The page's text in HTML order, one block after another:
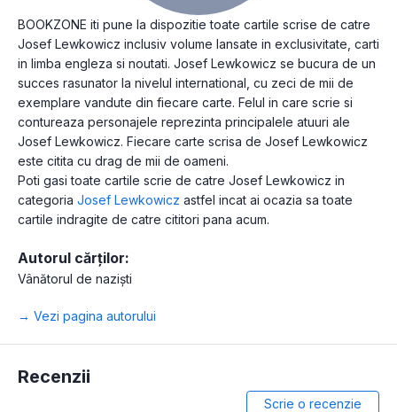
BOOKZONE iti pune la dispozitie toate cartile scrise de catre
Josef Lewkowicz inclusiv volume lansate in exclusivitate, carti
in limba engleza si noutati. Josef Lewkowicz se bucura de un
succes rasunator la nivelul international, cu zeci de mii de
exemplare vandute din fiecare carte. Felul in care scrie si
contureaza personajele reprezinta principalele atuuri ale
Josef Lewkowicz. Fiecare carte scrisa de Josef Lewkowicz
este citita cu drag de mii de oameni.
Poti gasi toate cartile scrie de catre Josef Lewkowicz in
categoria Josef Lewkowicz astfel incat ai ocazia sa toate
cartile indragite de catre cititori pana acum.
Autorul cărților:
Vânătorul de naziști
→ Vezi pagina autorului
Recenzii
Scrie o recenzie